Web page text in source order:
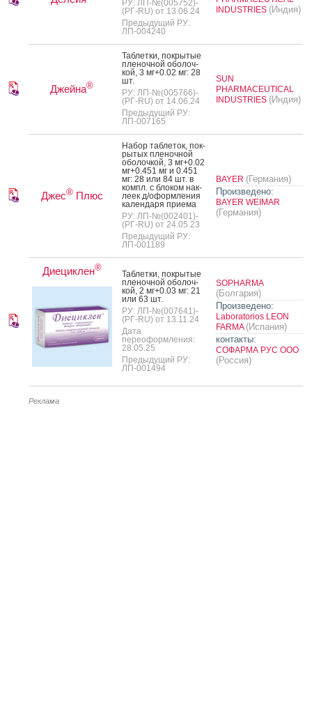
РУ: ЛП-№(005752)-
(РГ-RU) от 13.06.24
Предыдущий РУ:
ЛП-004240
INDUSTRIES (Индия)
Джейна®
Таб­летки, пок­ры­тые
пле­ноч­ной обо­лоч­
кой, 3 мг+0.02 мг: 28
шт.
РУ: ЛП-№(005766)-
(РГ-RU) от 14.06.24
Предыдущий РУ:
ЛП-007165
SUN
PHARMACEUTICAL
INDUSTRIES (Индия)
Джес®Плюс
На­бор таб­ле­ток, пок­
ры­тых пле­ноч­ной
обо­лоч­кой, 3 мг+0.02
мг+0.451 мг и 0.451
мг: 28 или 84 шт. в
компл. с бло­ком нак­
ле­ек д/офор­мле­ния
ка­лен­да­ря при­ема
РУ: ЛП-№(002401)-
(РГ-RU) от 24.05.23
Предыдущий РУ:
ЛП-001189
BAYER (Германия)
Произведено:
BAYER WEIMAR
(Германия)
Диециклен®
Таб­летки, пок­ры­тые
пле­ноч­ной обо­лоч­
кой, 2 мг+0.03 мг: 21
или 63 шт.
РУ: ЛП-№(007641)-
(РГ-RU) от 13.11.24
Дата
переоформления:
28.05.25
Предыдущий РУ:
ЛП-001494
SOPHARMA
(Болгария)
Произведено:
Laboratorios LEON
FARMA (Испания)
контакты:
СОФАРМА РУС ООО
(Россия)
Реклама